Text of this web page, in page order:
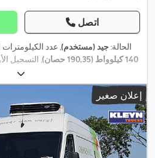
اتصل
الحالة:جيد (مستخدم), عدد
140 كيلوواط (190,35 حصان)
, التسجيل
, تكوين المحور:
وقود:ديزل, لون:أبيض, كابينة
ميكانيكي
المقاعد:
, الطول الكلي:6.200 مم ,
الكلي:3.100 مم , طول مساحة
التحميل:2.150 مم , ارتفاع مساحة
معدات:بلوتوث, تكييف الهواء, تنظيم
إعلان صغير